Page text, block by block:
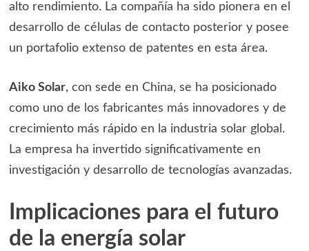
alto rendimiento. La compañía ha sido pionera en el
desarrollo de células de contacto posterior y posee
un portafolio extenso de patentes en esta área.
Aiko Solar, con sede en China, se ha posicionado
como uno de los fabricantes más innovadores y de
crecimiento más rápido en la industria solar global.
La empresa ha invertido significativamente en
investigación y desarrollo de tecnologías avanzadas.
Implicaciones para el futuro
de la energía solar